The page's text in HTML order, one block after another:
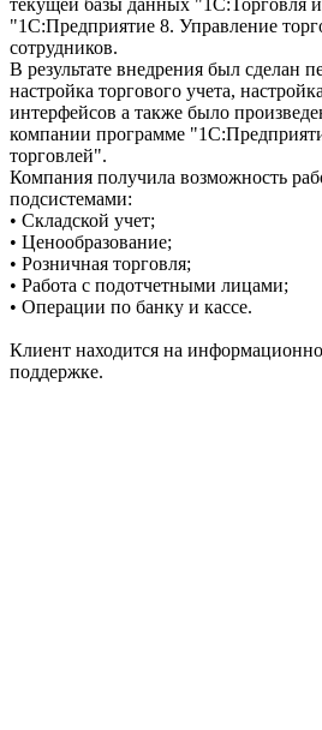
текущей базы данных "1С:Торговля
"1С:Предприятие 8. Управление
сотрудников.
В результате внедрения был сделан
настройка торгового учета,
интерфейсов а также было
компании программе
торговлей".
Компания получила возможность
подсистемами:
• Складской учет;
• Ценообразование;
• Розничная торговля;
• Работа с подотчетными лицами;
• Операции по банку и кассе.
Клиент находится на
поддержке.